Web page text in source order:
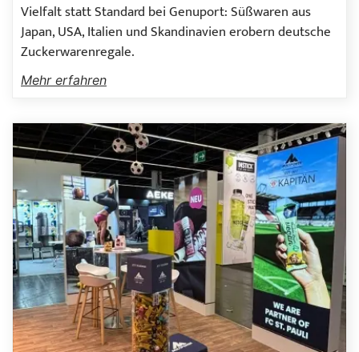
Vielfalt statt Standard bei Genuport: Süßwaren aus
Japan, USA, Italien und Skandinavien erobern deutsche
Zuckerwarenregale.
Mehr erfahren